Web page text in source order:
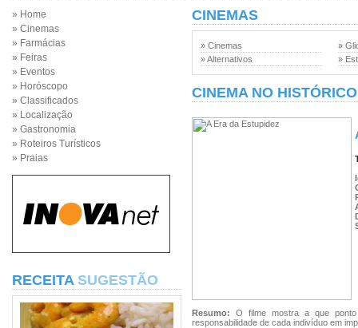
» Home
» Cinemas
» Farmácias
» Feiras
» Eventos
» Horóscopo
» Classificados
» Localização
» Gastronomia
» Roteiros Turísticos
» Praias
RECEITA SUGESTÃO
CINEMAS
» Cinemas
» Alternativos
»
»
CINEMA NO HISTÓRICO
Resumo: O filme mostra a que
responsabilidade de cada indivíduo em